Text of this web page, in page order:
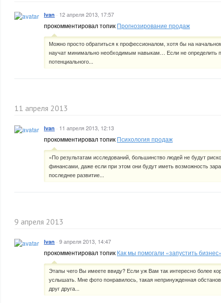
Ivan · 12 апреля 2013, 17:57
прокомментировал топик Прогнозирование продаж
Можно просто обратиться к профессионалом, хотя бы на
научат минимально необходимым навыкам… Если не определить
потенциального...
11 апреля 2013
Ivan · 11 апреля 2013, 12:13
прокомментировал топик Психология продаж
«По результатам исследований, большинство людей не будут
финансами, даже если при этом они будут иметь возможность
последнее развитие...
9 апреля 2013
Ivan · 9 апреля 2013, 14:47
прокомментировал топик Как мы помогали «запустить
Этапы чего Вы имеете ввиду? Если уж Вам так интересно более
услышать. Мне фото понравилось, такая непринужденная
друг друга...